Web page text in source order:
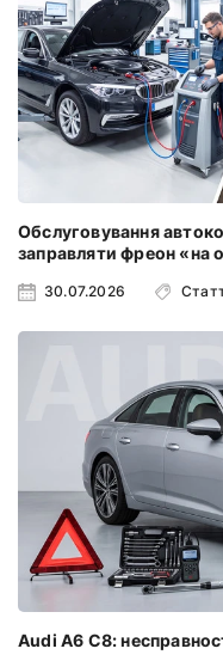
Обслуговування
заправляти фреон «на
30.07.2026
Audi A6 C8: